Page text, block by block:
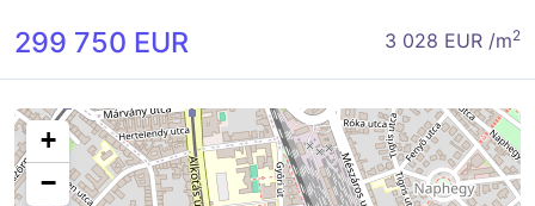
299 750 EUR 3 028 EUR /m2
+
−